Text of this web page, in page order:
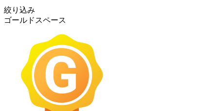
絞り込み
ゴールドスペース